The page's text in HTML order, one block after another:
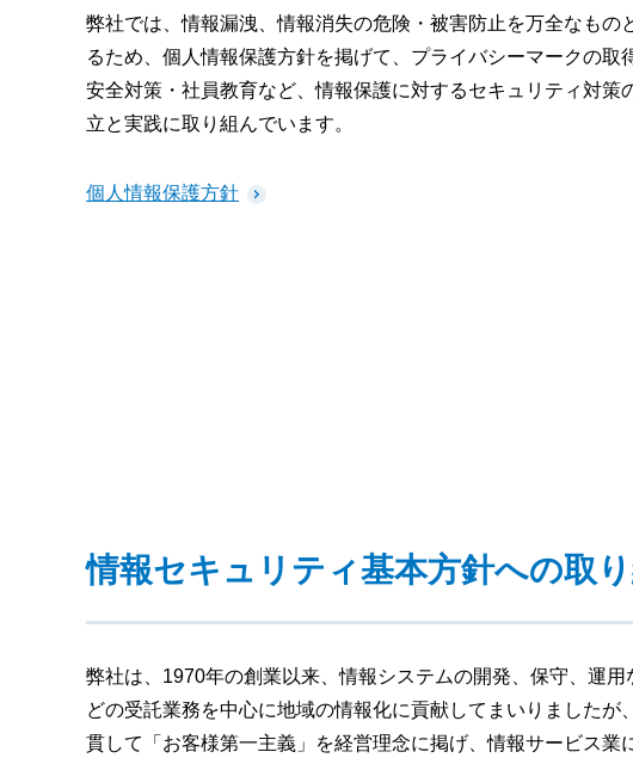
弊社では、情報漏洩、情報消失の危険・被害防止を万全なもの
るため、個人情報保護方針を掲げて、プライバシーマークの取
安全対策・社員教育など、情報保護に対するセキュリティ対策
立と実践に取り組んでいます。
個人情報保護方針
情報セキュリティ基本方針への取
弊社は、1970年の創業以来、情報システムの開発、保守、運用
どの受託業務を中心に地域の情報化に貢献してまいりましたが
貫して「お客様第一主義」を経営理念に掲げ、情報サービス業